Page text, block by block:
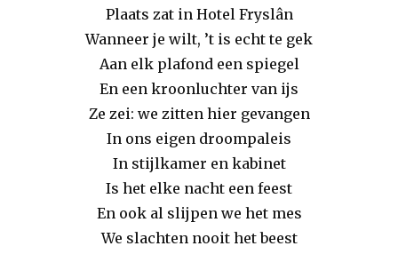
Plaats zat in Hotel Fryslân
Wanneer je wilt, ’t is echt te gek
Aan elk plafond een spiegel
En een kroonluchter van ijs
Ze zei: we zitten hier gevangen
In ons eigen droompaleis
In stijlkamer en kabinet
Is het elke nacht een feest
En ook al slijpen we het mes
We slachten nooit het beest